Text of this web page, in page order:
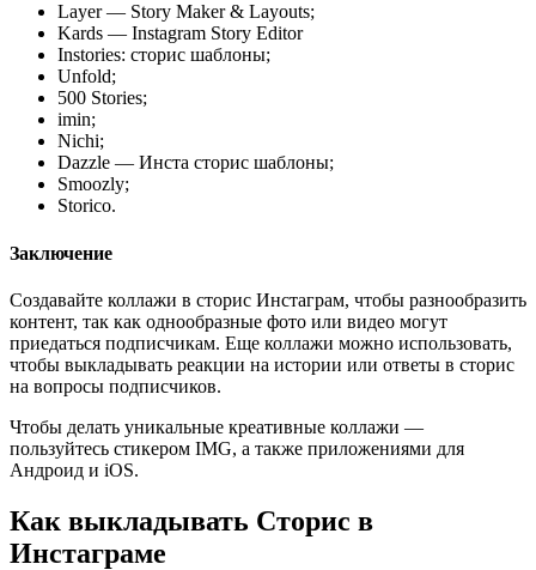
Layer — Story Maker & Layouts;
Kards — Instagram Story Editor
Instories: сторис шаблоны;
Unfold;
500 Stories;
imin;
Nichi;
Dazzle — Инста сторис шаблоны;
Smoozly;
Storico.
Заключение
Создавайте коллажи в сторис Инстаграм, чтобы разнообразить
контент, так как однообразные фото или видео могут
приедаться подписчикам. Еще коллажи можно использовать,
чтобы выкладывать реакции на истории или ответы в сторис
на вопросы подписчиков.
Чтобы делать уникальные креативные коллажи —
пользуйтесь стикером IMG, а также приложениями для
Андроид и iOS.
Как выкладывать Сторис в
Инстаграме